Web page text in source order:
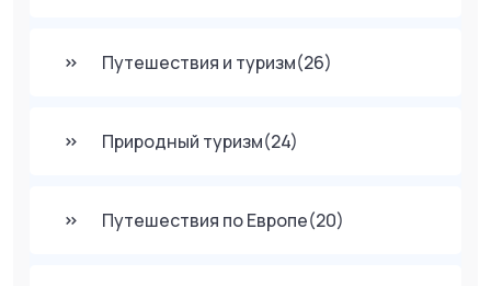
Путешествия и туризм(26)
Природный туризм(24)
Путешествия по Европе(20)